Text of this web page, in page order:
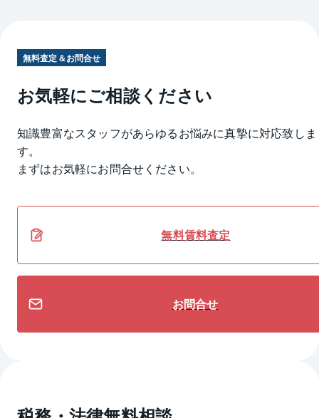
無料査定＆お問合せ
お気軽にご相談ください
知識豊富なスタッフがあらゆるお悩みに真摯に対応致しま
す。
まずはお気軽にお問合せください。
無料賃料査定
お問合せ